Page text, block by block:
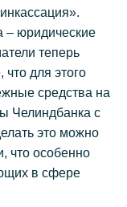
– юридические
теперь
для этого
средства на
Челиндбанка с
это можно
что особенно
в сфере